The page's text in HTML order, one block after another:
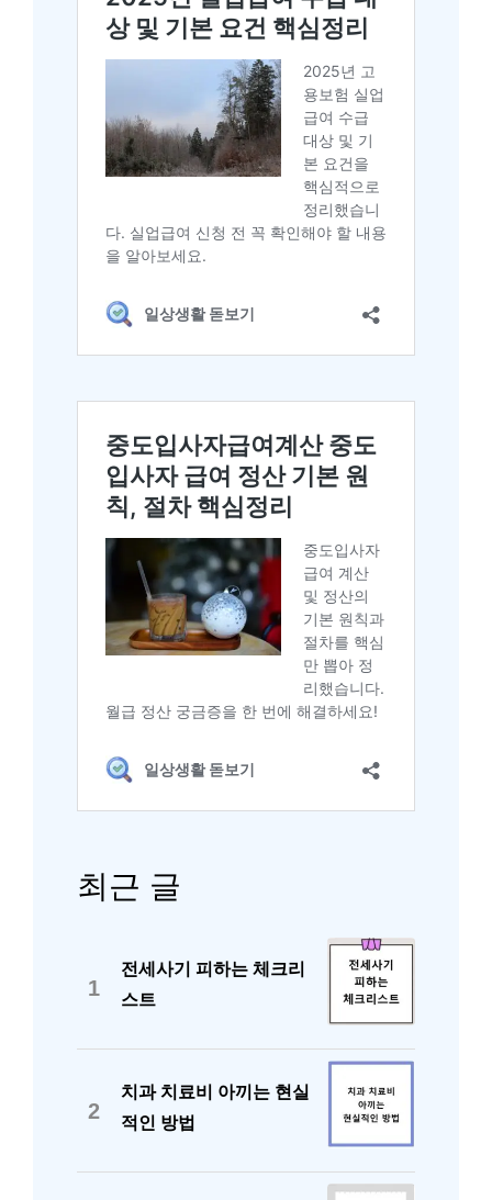
최근 글
1
전세사기 피하는 체크리
스트
2
치과 치료비 아끼는 현실
적인 방법